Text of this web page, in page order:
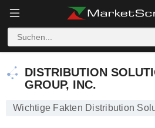
DISTRIBUTION
GROUP, INC.
Wichtige Fakten Distribution